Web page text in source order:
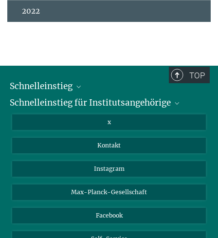
2022
TOP
Schnelleinstieg
Bibliothek
Schnelleinstieg für Institutsangehörige
Webmail
Nextcloud
x
Kontakt
Instagram
Max-Planck-Gesellschaft
Facebook